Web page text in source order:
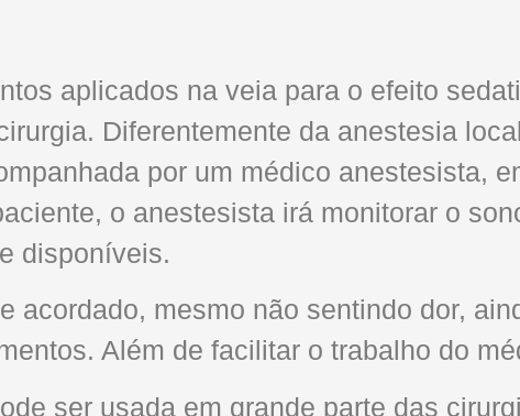
aplicados na veia para o efeito
Diferentemente da anestesia
por um médico anestesista,
o anestesista irá monitorar o
disponíveis.
acordado, mesmo não sentindo dor,
Além de facilitar o trabalho do
ser usada em grande parte das